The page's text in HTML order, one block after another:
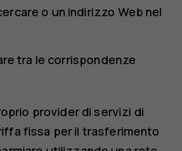
o un indirizzo Web nel
tra le corrispondenze
provider di servizi di
fissa per il trasferimento